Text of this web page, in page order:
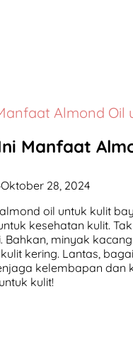
Almond Oil
Manfaat
Oktober 28, 2024
oil untuk kulit
kesehatan kulit.
minyak
kering. Lantas,
kelembapan dan
kulit!